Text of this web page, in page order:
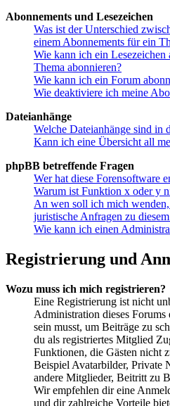
Abonnements und Lesezeichen
Was ist der Unterschied
einem Abonnements für ein
Wie kann ich ein Lesezeichen
Thema abonnieren?
Wie kann ich ein Forum
Wie deaktiviere ich meine
Dateianhänge
Welche Dateianhänge sind in
Kann ich eine Übersicht all
phpBB betreffende Fragen
Wer hat diese Forensoftware
Warum ist Funktion x oder y
An wen soll ich mich
juristische Anfragen zu
Wie kann ich einen
Registrierung und
Wozu muss ich mich registrieren?
Eine Registrierung ist nicht
Administration dieses Forums
sein musst, um Beiträge zu
du als registriertes Mitglied
Funktionen, die Gästen nicht
Beispiel Avatarbilder, Private
andere Mitglieder, Beitritt zu
Wir empfehlen dir eine
und dir zahlreiche Vorteile